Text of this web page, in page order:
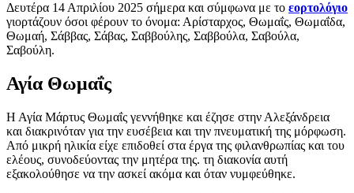
Δευτέρα 14 Απριλίου 2025 σήμερα και σύμφωνα με το εορτολόγιο
γιορτάζουν όσοι φέρουν το όνομα: Αρίσταρχος, Θωμαΐς, Θωμαΐδα,
Θωμαή, Σάββας, Σάβας, Σαββούλης, Σαββούλα, Σαβούλα,
Σαβούλη.
Αγία Θωμαΐς
Η Αγία Μάρτυς Θωμαΐς γεννήθηκε και έζησε στην Αλεξάνδρεια
και διακρινόταν για την ευσέβεια και την πνευματική της μόρφωση.
Από μικρή ηλικία είχε επιδοθεί στα έργα της φιλανθρωπίας και του
ελέους, συνοδεύοντας την μητέρα της. τη διακονία αυτή
εξακολούθησε να την ασκεί ακόμα και όταν νυμφεύθηκε.